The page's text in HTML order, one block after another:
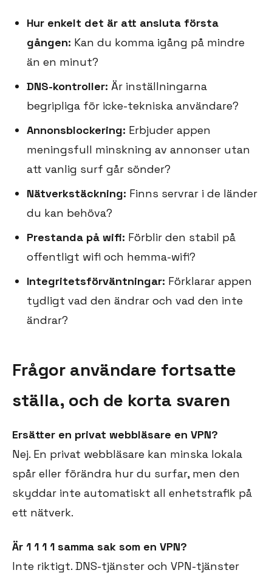
Hur enkelt det är att ansluta första
gången: Kan du komma igång på mindre
än en minut?
DNS-kontroller: Är inställningarna
begripliga för icke-tekniska användare?
Annonsblockering: Erbjuder appen
meningsfull minskning av annonser utan
att vanlig surf går sönder?
Nätverkstäckning: Finns servrar i de länder
du kan behöva?
Prestanda på wifi: Förblir den stabil på
offentligt wifi och hemma-wifi?
Integritetsförväntningar: Förklarar appen
tydligt vad den ändrar och vad den inte
ändrar?
Frågor användare fortsatte
ställa, och de korta svaren
Ersätter en privat webbläsare en VPN?
Nej. En privat webbläsare kan minska lokala
spår eller förändra hur du surfar, men den
skyddar inte automatiskt all enhetstrafik på
ett nätverk.
Är 1 1 1 1 samma sak som en VPN?
Inte riktigt. DNS-tjänster och VPN-tjänster